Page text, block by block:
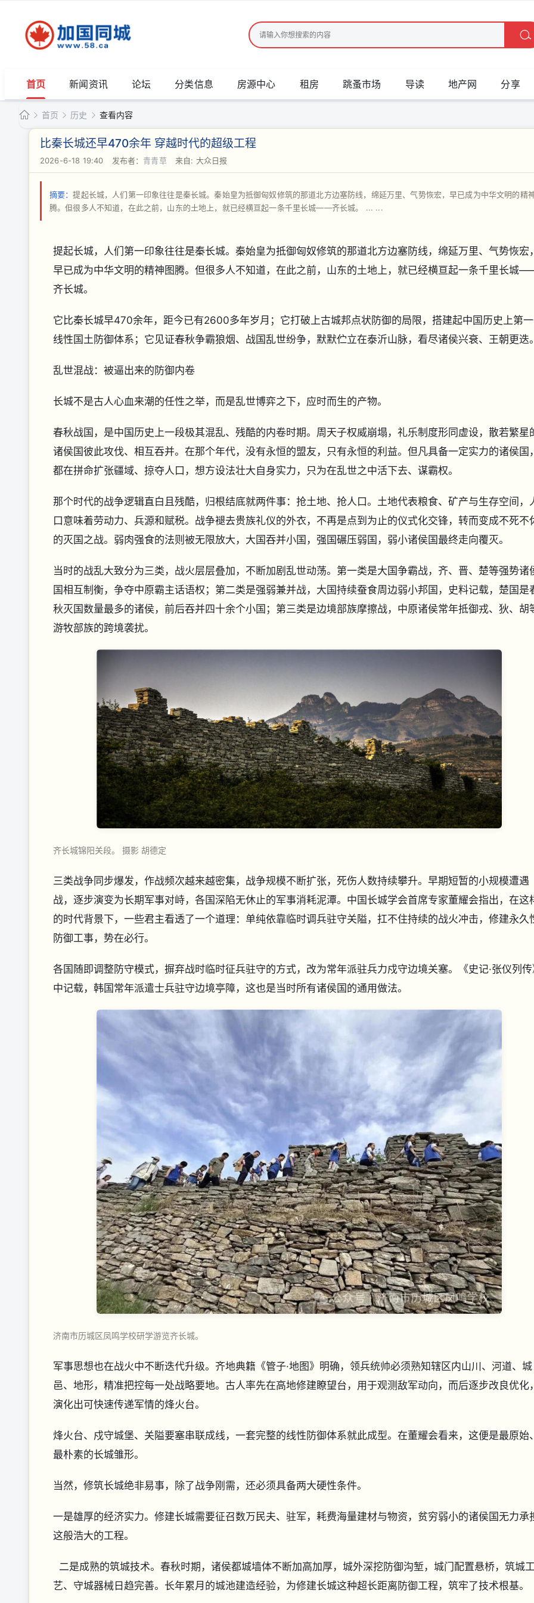
首页 新闻资讯 论坛 分类信息 房源中心 租房 跳蚤市场 导读 地产网 分享
加
首页
›
历史
›
查看内容
比秦长城还早470余年 穿越时代的超级工程
2026-6-18 19:40 发布者： 青青草 来自: 大众日报
摘要：提起长城，人们第一印象往往是秦长城。秦始皇为抵御匈奴修筑的那道北方边塞防线，绵延万里、气势恢宏，早已成为中华文明的精
腾。但很多人不知道，在此之前，山东的土地上，就已经横亘起一条千里长城——齐长城。 ... ...
提起长城，人们第一印象往往是秦长城。秦始皇为抵御匈奴修筑的那道北方边塞防线，绵延万里、气势恢宏，
早已成为中华文明的精神图腾。但很多人不知道，在此之前，山东的土地上，就已经横亘起一条千里长城
齐长城。
它比秦长城早470余年，距今已有2600多年岁月；它打破上古城邦点状防御的局限，搭建起中国历史上第
线性国土防御体系；它见证春秋争霸狼烟、战国乱世纷争，默默伫立在泰沂山脉，看尽诸侯兴衰、王朝更迭。
乱世混战：被逼出来的防御内卷
长城不是古人心血来潮的任性之举，而是乱世博弈之下，应时而生的产物。
春秋战国，是中国历史上一段极其混乱、残酷的内卷时期。周天子权威崩塌，礼乐制度形同虚设，散若繁星
诸侯国彼此攻伐、相互吞并。在那个年代，没有永恒的盟友，只有永恒的利益。但凡具备一定实力的诸侯国，
都在拼命扩张疆域、掠夺人口，想方设法壮大自身实力，只为在乱世之中活下去、谋霸权。
那个时代的战争逻辑直白且残酷，归根结底就两件事：抢土地、抢人口。土地代表粮食、矿产与生存空间，
口意味着劳动力、兵源和赋税。战争褪去贵族礼仪的外衣，不再是点到为止的仪式化交锋，转而变成不死不
的灭国之战。弱肉强食的法则被无限放大，大国吞并小国，强国碾压弱国，弱小诸侯国最终走向覆灭。
当时的战乱大致分为三类，战火层层叠加，不断加剧乱世动荡。第一类是大国争霸战，齐、晋、楚等强势诸
国相互制衡，争夺中原霸主话语权；第二类是强弱兼并战，大国持续蚕食周边弱小邦国，史料记载，楚国是
秋灭国数量最多的诸侯，前后吞并四十余个小国；第三类是边境部族摩擦战，中原诸侯常年抵御戎、狄、胡
游牧部族的跨境袭扰。
齐长城锦阳关段。 摄影 胡德定
三类战争同步爆发，作战频次越来越密集，战争规模不断扩张，死伤人数持续攀升。早期短暂的小规模遭遇
战，逐步演变为长期军事对峙，各国深陷无休止的军事消耗泥潭。中国长城学会首席专家董耀会指出，在这
的时代背景下，一些君主看透了一个道理：单纯依靠临时调兵驻守关隘，扛不住持续的战火冲击，修建永久
防御工事，势在必行。
各国随即调整防守模式，摒弃战时临时征兵驻守的方式，改为常年派驻兵力戍守边境关塞。《史记·张仪列传
中记载，韩国常年派遣士兵驻守边境亭障，这也是当时所有诸侯国的通用做法。
济南市历城区凤鸣学校研学游览齐长城。
军事思想也在战火中不断迭代升级。齐地典籍《管子·地图》明确，领兵统帅必须熟知辖区内山川、河道、城
邑、地形，精准把控每一处战略要地。古人率先在高地修建瞭望台，用于观测敌军动向，而后逐步改良优化，
演化出可快速传递军情的烽火台。
烽火台、戍守城堡、关隘要塞串联成线，一套完整的线性防御体系就此成型。在董耀会看来，这便是最原始、
最朴素的长城雏形。
当然，修筑长城绝非易事，除了战争刚需，还必须具备两大硬性条件。
一是雄厚的经济实力。修建长城需要征召数万民夫、驻军，耗费海量建材与物资，贫穷弱小的诸侯国无力承
这般浩大的工程。
二是成熟的筑城技术。春秋时期，诸侯都城墙体不断加高加厚，城外深挖防御沟堑，城门配置悬桥，筑城工
艺、守城器械日趋完善。长年累月的城池建造经验，为修建长城这种超长距离防御工程，筑牢了技术根基。